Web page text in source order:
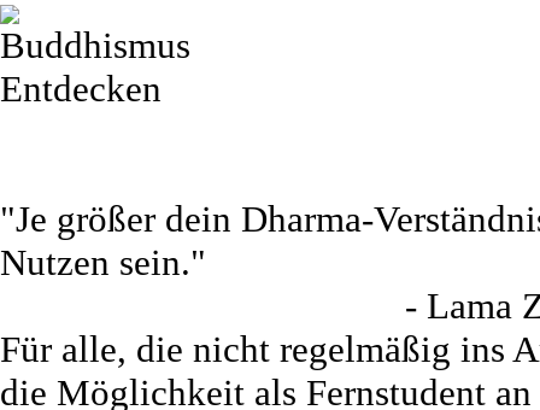
"Je größer dein Dharma-
Nutzen sein."
- Lama Zopa
Für alle, die nicht regelmäßig ins
die Möglichkeit als Fernstudent